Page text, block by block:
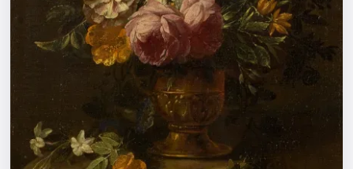
Города
Артисты
Рейтинги